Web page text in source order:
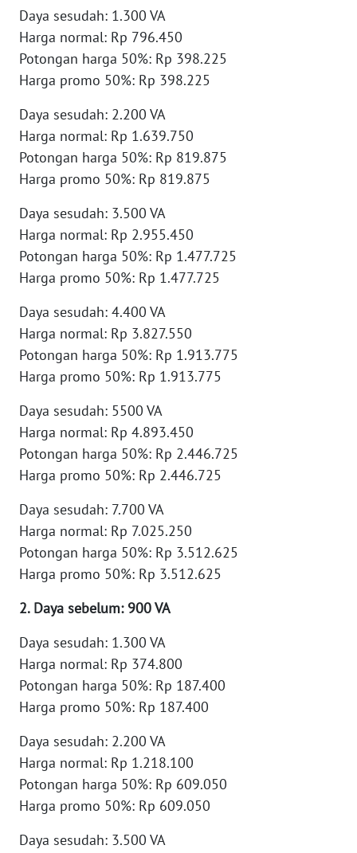
Daya sesudah: 1.300 VA
Harga normal: Rp 796.450
Potongan harga 50%: Rp 398.225
Harga promo 50%: Rp 398.225
Daya sesudah: 2.200 VA
Harga normal: Rp 1.639.750
Potongan harga 50%: Rp 819.875
Harga promo 50%: Rp 819.875
Daya sesudah: 3.500 VA
Harga normal: Rp 2.955.450
Potongan harga 50%: Rp 1.477.725
Harga promo 50%: Rp 1.477.725
Daya sesudah: 4.400 VA
Harga normal: Rp 3.827.550
Potongan harga 50%: Rp 1.913.775
Harga promo 50%: Rp 1.913.775
Daya sesudah: 5500 VA
Harga normal: Rp 4.893.450
Potongan harga 50%: Rp 2.446.725
Harga promo 50%: Rp 2.446.725
Daya sesudah: 7.700 VA
Harga normal: Rp 7.025.250
Potongan harga 50%: Rp 3.512.625
Harga promo 50%: Rp 3.512.625
2. Daya sebelum: 900 VA
Daya sesudah: 1.300 VA
Harga normal: Rp 374.800
Potongan harga 50%: Rp 187.400
Harga promo 50%: Rp 187.400
Daya sesudah: 2.200 VA
Harga normal: Rp 1.218.100
Potongan harga 50%: Rp 609.050
Harga promo 50%: Rp 609.050
Daya sesudah: 3.500 VA
NTB
WN
SULTENG
WN
SULBAR
WN
WN
SUMBAR
SUMSEL
WN
BENGKULU
WN
LAMPUNG
WN
WN
NUSANTARA
JOGJA
WN
JATIM
WN
WN
KALBAR
KALTENG